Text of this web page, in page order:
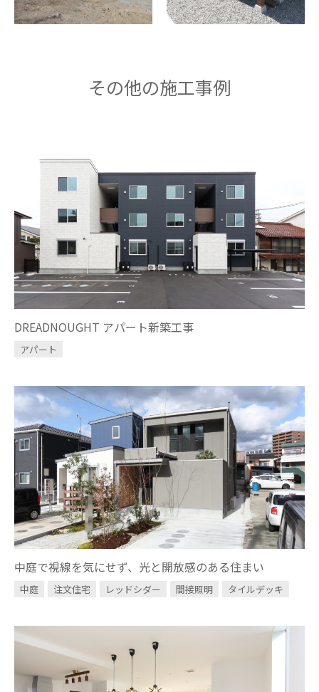
その他の施工事例
DREADNOUGHT アパート新築工事
アパート
中庭で視線を気にせず、光と開放感のある住まい
中庭 注文住宅 レッドシダー 間接照明 タイルデッキ